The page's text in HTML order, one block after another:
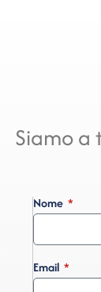
Siamo a
Nome
Email